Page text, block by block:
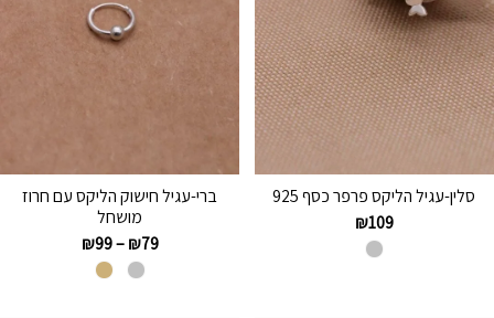
סלין-עגיל הליקס פרפר כסף 925
₪109
ברי-עגיל חישוק הליקס עם חרוז
מושחל
₪79
–
₪99